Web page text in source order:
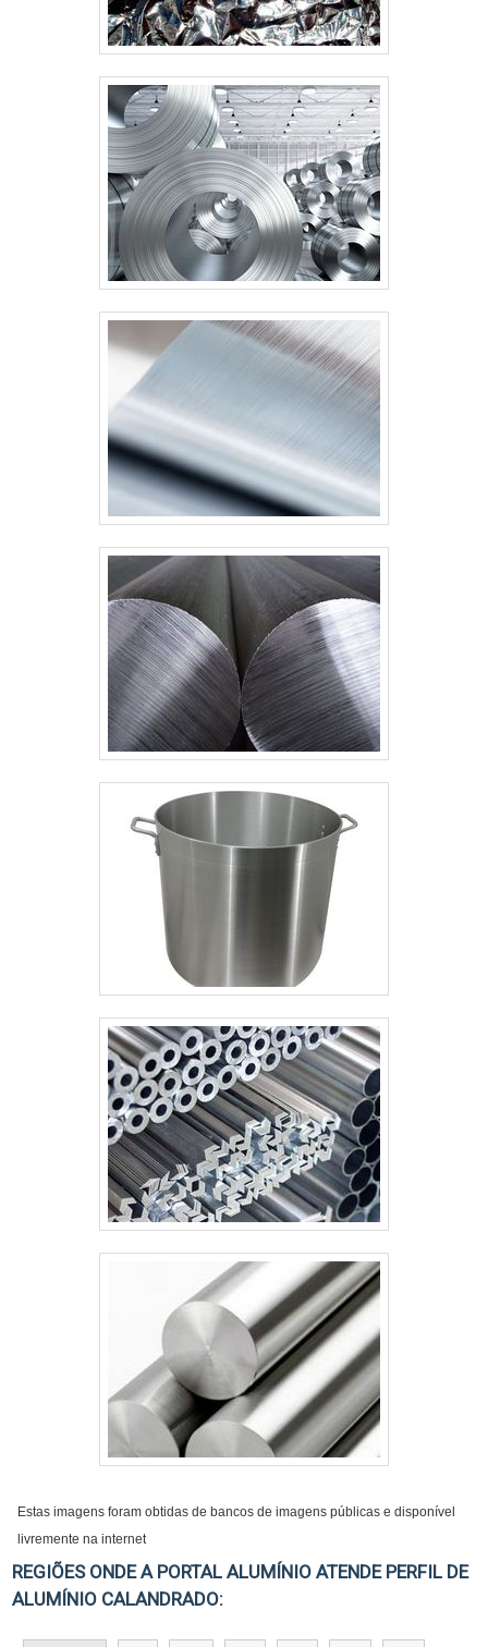
Estas imagens foram obtidas de bancos de imagens públicas e disponível
livremente na internet
REGIÕES ONDE A PORTAL ALUMÍNIO ATENDE PERFIL DE
ALUMÍNIO CALANDRADO: